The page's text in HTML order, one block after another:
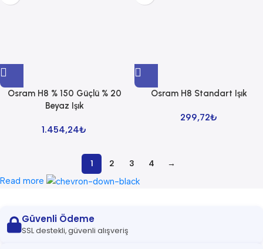
Osram H8 % 150 Güçlü % 20
Beyaz Işık
1.454,24₺
Osram H8 Standart Işık
299,72₺
1 2 3 4 →
Read more
Güvenli Ödeme
SSL destekli, güvenli alışveriş